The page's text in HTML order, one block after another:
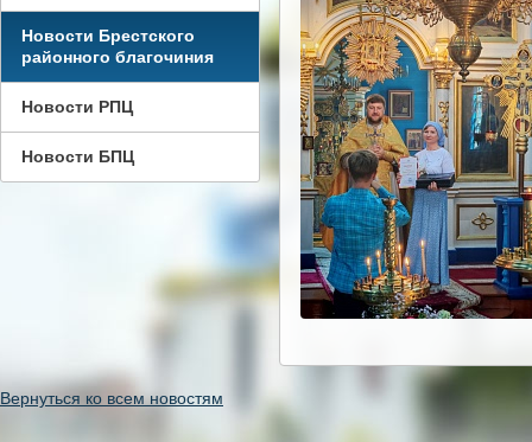
Новости Брестского
районного благочиния
Новости РПЦ
Новости БПЦ
Вернуться ко всем новостям